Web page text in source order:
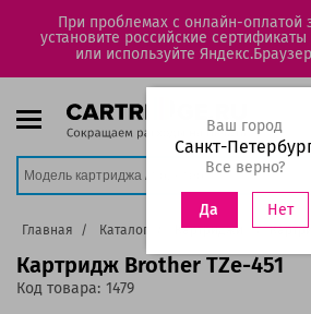
При проблемах с онлайн-оплатой
установите российские
или используйте
Ваш город
Санкт-
Все верно?
Да Нет
Главная Каталог Картриджи
Картридж Brother TZe-451
Код товара: 1479